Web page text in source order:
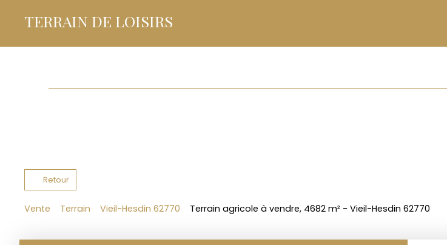
TERRAIN DE LOISIRS
Retour
Vente Terrain Vieil-Hesdin 62770 Terrain agricole à vendre, 4682 m² - Vieil-Hesdin 62770